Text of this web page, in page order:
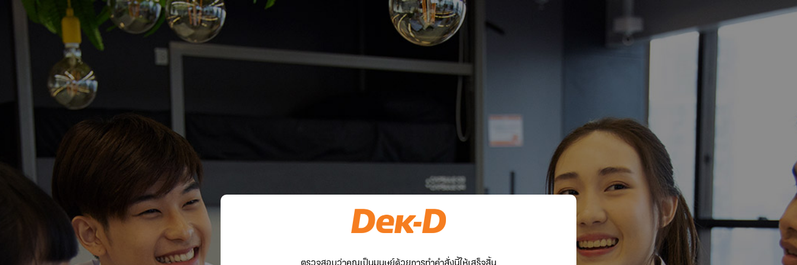
ตรวจสอบว่าคุณเป็นมนุษย์ด้วยการทำคำสั่งนี้ให้เสร็จสิ้น